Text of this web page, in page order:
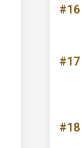
#16
#17
#18